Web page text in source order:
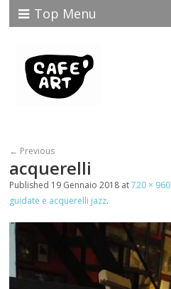
Top Menu
← Previous
acquerelli
Published 19 Gennaio 2018 at720 × 960
guidate e acquerelli jazz.